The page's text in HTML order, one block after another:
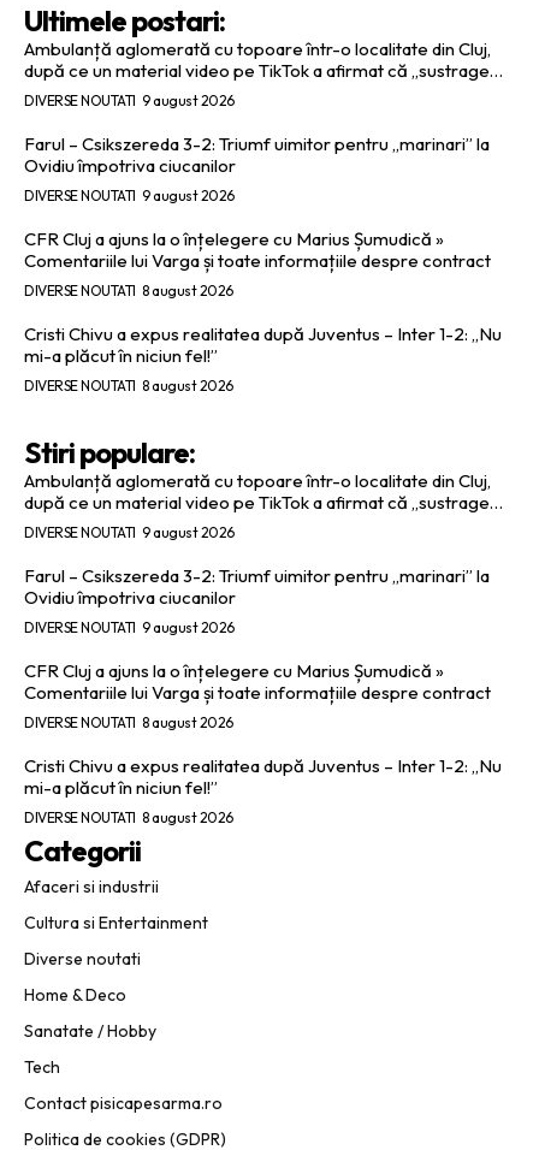
Ultimele postari:
Ambulanță aglomerată cu topoare într-o localitate din Cluj,
după ce un material video pe TikTok a afirmat că „sustrage…
DIVERSE NOUTATI 9 august 2026
Farul – Csikszereda 3-2: Triumf uimitor pentru „marinari” la
Ovidiu împotriva ciucanilor
DIVERSE NOUTATI 9 august 2026
CFR Cluj a ajuns la o înțelegere cu Marius Șumudică »
Comentariile lui Varga și toate informațiile despre contract
DIVERSE NOUTATI 8 august 2026
Cristi Chivu a expus realitatea după Juventus – Inter 1-2: „Nu
mi-a plăcut în niciun fel!”
DIVERSE NOUTATI 8 august 2026
Stiri populare:
Ambulanță aglomerată cu topoare într-o localitate din Cluj,
după ce un material video pe TikTok a afirmat că „sustrage…
DIVERSE NOUTATI 9 august 2026
Farul – Csikszereda 3-2: Triumf uimitor pentru „marinari” la
Ovidiu împotriva ciucanilor
DIVERSE NOUTATI 9 august 2026
CFR Cluj a ajuns la o înțelegere cu Marius Șumudică »
Comentariile lui Varga și toate informațiile despre contract
DIVERSE NOUTATI 8 august 2026
Cristi Chivu a expus realitatea după Juventus – Inter 1-2: „Nu
mi-a plăcut în niciun fel!”
DIVERSE NOUTATI 8 august 2026
Categorii
Afaceri si industrii
Cultura si Entertainment
Diverse noutati
Home & Deco
Sanatate / Hobby
Tech
Contact pisicapesarma.ro
Politica de cookies (GDPR)